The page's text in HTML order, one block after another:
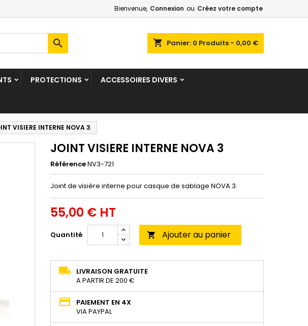
Bienvenue, Connexion ou Créez votre compte
shopping_cart Panier: 0 Produits - 0,00 €

PROTECTIONS ACCESSOIRES DIVERS
VISIERE INTERNE NOVA 3
JOINT VISIERE INTERNE NOVA 3
RéférenceNV3-721
Joint de visière interne pour casque de sablage NOVA 3.
55,00 € HT
Quantité  Ajouter au panier
LIVRAISON GRATUITE
A PARTIR DE 200 €
PAIEMENT EN 4X
VIA PAYPAL